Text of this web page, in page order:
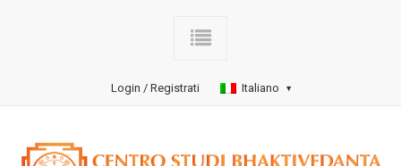
Login / Registrati Italiano